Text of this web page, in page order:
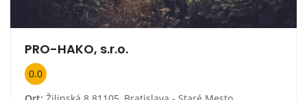
PRO-HAKO, s.r.o.
0.0